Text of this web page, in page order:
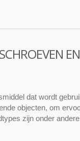
dat wordt
objecten, om
zijn onder